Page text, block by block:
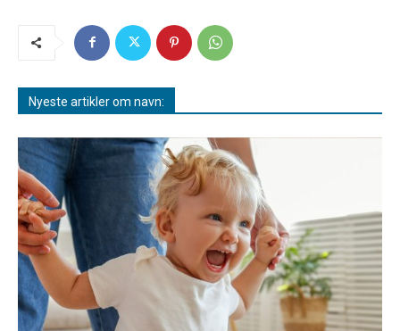
Nyeste artikler om navn: